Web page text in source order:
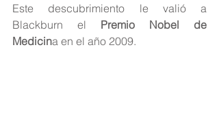
Este descubrimiento le valió a
Blackburn el Premio Nobel de
Medicina en el año 2009.